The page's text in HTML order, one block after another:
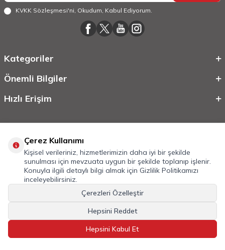
KVKK Sözleşmesi'ni, Okudum, Kabul Ediyorum.
Kategoriler
Önemli Bilgiler
Hızlı Erişim
Tüm Hakkı Saklıdır.Mobilcadde.com
E-TicaretSistemleriyle Hazırlanmıştır.
Çerez Kullanımı
Kişisel verileriniz, hizmetlerimizin daha iyi bir şekilde
sunulması için mevzuata uygun bir şekilde toplanıp işlenir.
Konuyla ilgili detaylı bilgi almak için Gizlilik Politikamızı
inceleyebilirsiniz.
Çerezleri Özelleştir
Hepsini Reddet
Hepsini Kabul Et